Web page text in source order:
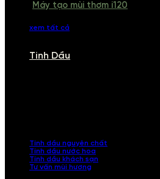
Máy tạo mùi thơm i120
xem tất cả
Tinh Dầu
Tinh dầu nguyên chất
Tinh dầu nước hoa
Tinh dầu khách sạn
Tư vấn mùi hương